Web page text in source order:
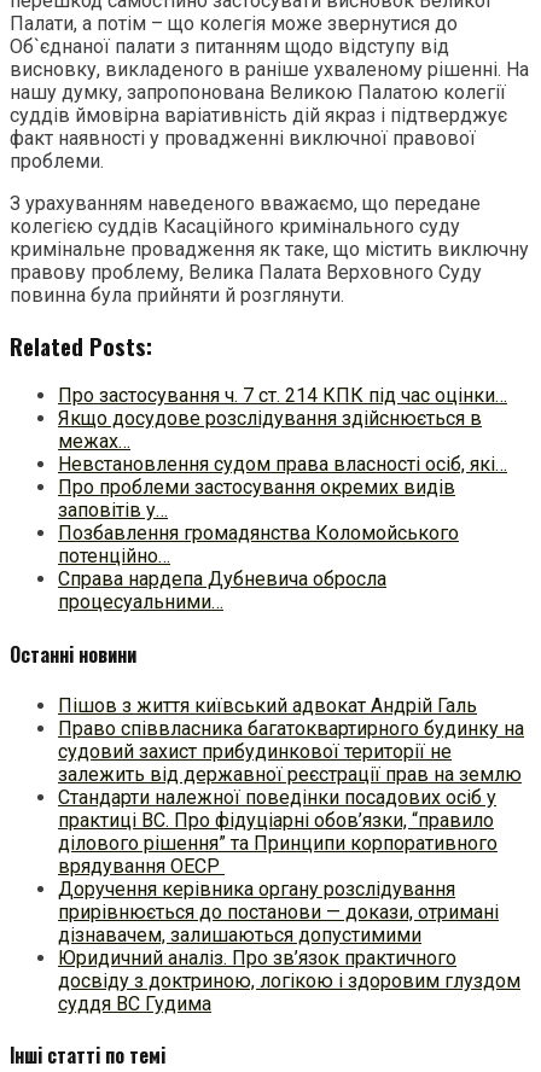
Палати, а потім – що колегія може звернутися до
Об`єднаної палати з питанням щодо відступу від
висновку, викладеного в раніше ухваленому рішенні. На
нашу думку, запропонована Великою Палатою колегії
суддів ймовірна варіативність дій якраз і підтверджує
факт наявності у провадженні виключної правової
проблеми.
З урахуванням наведеного вважаємо, що передане
колегією суддів Касаційного кримінального суду
кримінальне провадження як таке, що містить виключну
правову проблему, Велика Палата Верховного Суду
повинна була прийняти й розглянути.
Related Posts:
Про застосування ч. 7 ст. 214 КПК під час оцінки…
Якщо досудове розслідування здійснюється в
межах…
Невстановлення судом права власності осіб, які…
Про проблеми застосування окремих видів
заповітів у…
Позбавлення громадянства Коломойського
потенційно…
Справа нардепа Дубневича обросла
процесуальними…
Останні новини
Пішов з життя київський адвокат Андрій Галь
Право співвласника багатоквартирного будинку на
судовий захист прибудинкової території не
залежить від державної реєстрації прав на землю
Стандарти належної поведінки посадових осіб у
практиці ВC. Про фідуціарні обов’язки, “правило
ділового рішення” та Принципи корпоративного
врядування ОЕСР
Доручення керівника органу розслідування
прирівнюється до постанови — докази, отримані
дізнавачем, залишаються допустимими
Юридичний аналіз. Про зв’язок практичного
досвіду з доктриною, логікою і здоровим глуздом
суддя ВС Гудима
Інші статті по темі